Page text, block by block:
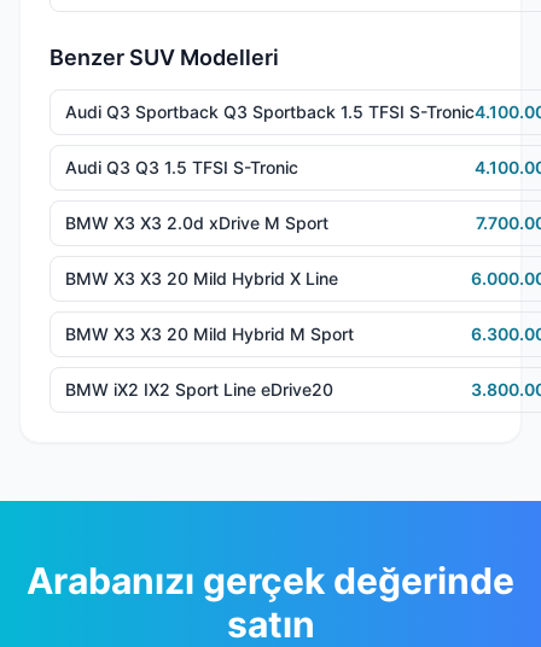
Benzer SUV Modelleri
Audi Q3 Sportback Q3 Sportback 1.5 TFSI S-Tronic
Audi Q3 Q3 1.5 TFSI S-Tronic
BMW X3 X3 2.0d xDrive M Sport
BMW X3 X3 20 Mild Hybrid X Line
BMW X3 X3 20 Mild Hybrid M Sport
BMW iX2 IX2 Sport Line eDrive20
Arabanızı gerçek değerinde
satın